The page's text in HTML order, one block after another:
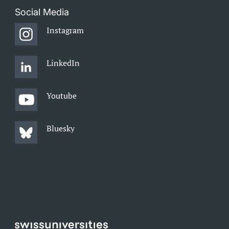
Social Media
Instagram
LinkedIn
Youtube
Bluesky